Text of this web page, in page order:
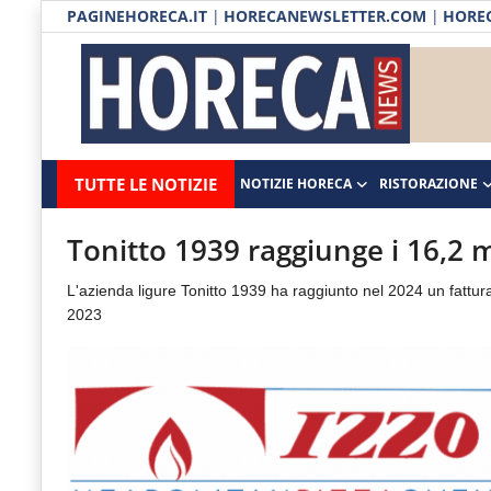
PAGINEHORECA.IT | HORECANEWSLETTER.COM |
Horecanews.it
-
Notizie
Horeca
Il
portale
Horeca
e
del
TUTTE LE NOTIZIE NOTIZIE HORECA RISTORAZIONE
Notizie HORECA
Ristorazione
Ospitalità
Distribuzione
Eventi
RUBRICHE
Tonitto 1939 raggiunge i 16,2
L'azienda ligure Tonitto 1939 ha raggiunto nel 2024 un
2023